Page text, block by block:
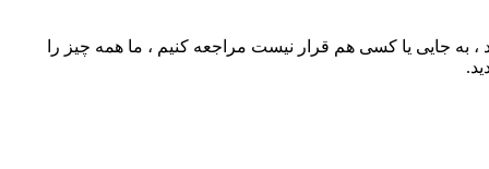
، به جایی یا کسی هم قرار نیست مراجعه کنیم ، ما همه چیز را